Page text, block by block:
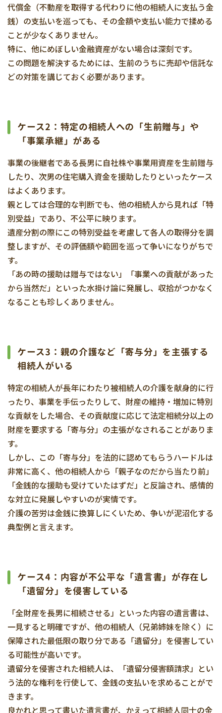
代償金（不動産を取得する代わりに他の相続人に支払う金
銭）の支払いを巡っても、その金額や支払い能力で揉める
ことが少なくありません。
特に、他にめぼしい金融資産がない場合は深刻です。
この問題を解決するためには、生前のうちに売却や信託な
どの対策を講じておく必要があります。
ケース2：特定の相続人への「生前贈与」や
「事業承継」がある
事業の後継者である長男に自社株や事業用資産を生前贈与
したり、次男の住宅購入資金を援助したりといったケース
はよくあります。
親としては合理的な判断でも、他の相続人から見れば「特
別受益」であり、不公平に映ります。
遺産分割の際にこの特別受益を考慮して各人の取得分を調
整しますが、その評価額や範囲を巡って争いになりがちで
す。
「あの時の援助は贈与ではない」「事業への貢献があった
から当然だ」といった水掛け論に発展し、収拾がつかなく
なることも珍しくありません。
ケース3：親の介護など「寄与分」を主張する
相続人がいる
特定の相続人が長年にわたり被相続人の介護を献身的に行
ったり、事業を手伝ったりして、財産の維持・増加に特別
な貢献をした場合、その貢献度に応じて法定相続分以上の
財産を要求する「寄与分」の主張がなされることがありま
す。
しかし、この「寄与分」を法的に認めてもらうハードルは
非常に高く、他の相続人から「親子なのだから当たり前」
「金銭的な援助も受けていたはずだ」と反論され、感情的
な対立に発展しやすいのが実情です。
介護の苦労は金銭に換算しにくいため、争いが泥沼化する
典型例と言えます。
ケース4：内容が不公平な「遺言書」が存在し
「遺留分」を侵害している
「全財産を長男に相続させる」といった内容の遺言書は、
一見すると明確ですが、他の相続人（兄弟姉妹を除く）に
保障された最低限の取り分である「遺留分」を侵害してい
る可能性が高いです。
遺留分を侵害された相続人は、「遺留分侵害額請求」とい
う法的な権利を行使して、金銭の支払いを求めることがで
きます。
良かれと思って書いた遺言書が、かえって相続人同士の金